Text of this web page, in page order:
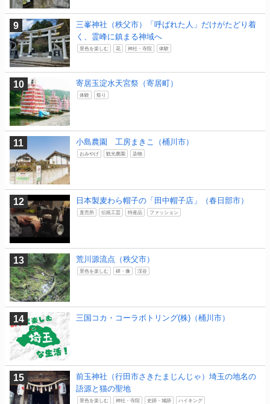
三峯神社（秩父市）「呼ばれた人」だけがたどり着
く、霊峰に鎮まる神域へ
景色を楽しむ 花 神社・寺院 体験
寄居玉淀水天宮祭（寄居町）
体験 祭り
小島農園 工房まきこ（桶川市）
おみやげ 観光農園 染物
日本製麦わら帽子の「田中帽子店」（春日部市）
直売所 伝統工芸 特産品 ファッション
荒川源流点（秩父市）
景色を楽しむ 碑・像 渓谷
三国コカ・コーラボトリング(株)（桶川市）
前玉神社（行田市さきたまじんじゃ）埼玉の地名の
語源と猫の聖地
景色を楽しむ 神社・寺院 史跡・城跡 ハイキング